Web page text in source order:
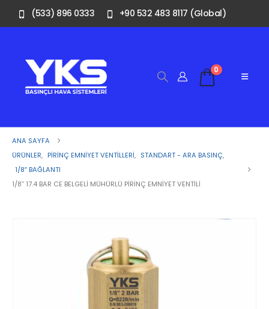
(533) 896 0333 +90 532 483 8117 (Global)
0
ANA SAYFA
ÜRÜNLER, PIRINÇ EMNIYET VENTILLERI, STANDART - ARA BASINÇ,
1/8″ BAĞLANTI
1/8” 17.4 BAR CE BELGELI MÜHÜRLÜ PIRINÇ EMNIYET VENTILI